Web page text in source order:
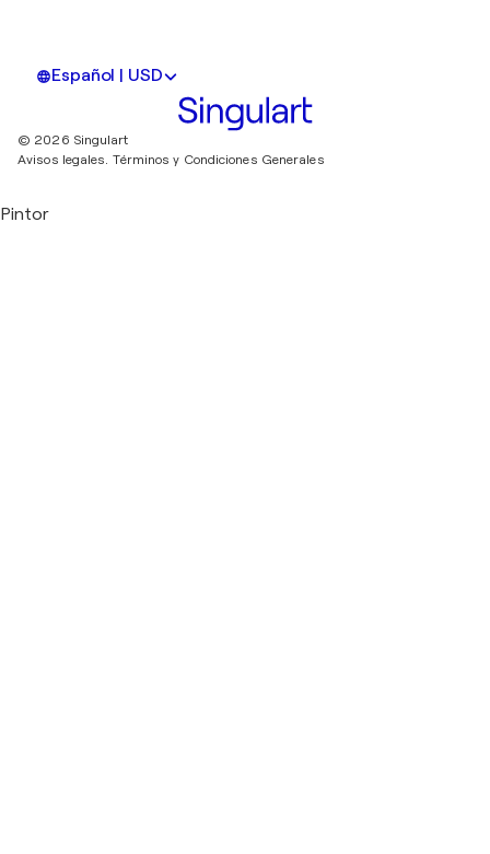
Español | USD
© 2026 Singulart
Avisos legales. Términos y Condiciones Generales
Pintor